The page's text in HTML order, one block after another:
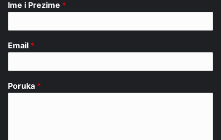
Ime i Prezime *
Email *
Poruka *